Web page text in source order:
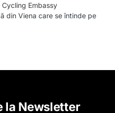
Embassy
din Viena care se întinde pe
la Newsletter